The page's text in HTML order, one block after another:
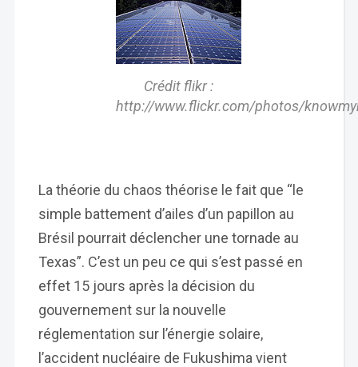
Crédit flikr :
http://www.flickr.com/photos/
La théorie du chaos théorise le fait que “le
simple battement d’ailes d’un papillon au
Brésil pourrait déclencher une tornade au
Texas”. C’est un peu ce qui s’est passé en
effet 15 jours après la décision du
gouvernement sur la nouvelle
réglementation sur l’énergie solaire,
l’accident nucléaire de Fukushima vient